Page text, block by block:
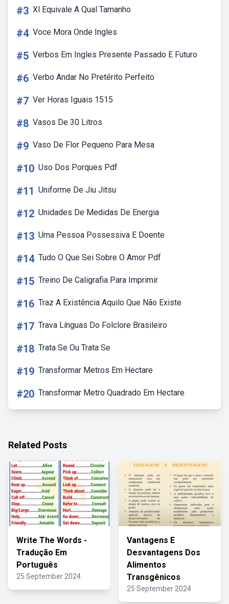
#3 Xl Equivale A Qual Tamanho
#4 Voce Mora Onde Ingles
#5 Verbos Em Ingles Presente Passado E Futuro
#6 Verbo Andar No Pretérito Perfeito
#7 Ver Horas Iguais 1515
#8 Vasos De 30 Litros
#9 Vaso De Flor Pequeno Para Mesa
#10 Uso Dos Porques Pdf
#11 Uniforme De Jiu Jitsu
#12 Unidades De Medidas De Energia
#13 Uma Pessoa Possessiva E Doente
#14 Tudo O Que Sei Sobre O Amor Pdf
#15 Treino De Caligrafia Para Imprimir
#16 Traz A Existência Aquilo Que Não Existe
#17 Trava Línguas Do Folclore Brasileiro
#18 Trata Se Ou Trata Se
#19 Transformar Metros Em Hectare
#20 Transformar Metro Quadrado Em Hectare
Related Posts
Write The Words -
Tradução Em
Português
25 September 2024
Vantagens E
Desvantagens Dos
Alimentos
Transgênicos
25 September 2024